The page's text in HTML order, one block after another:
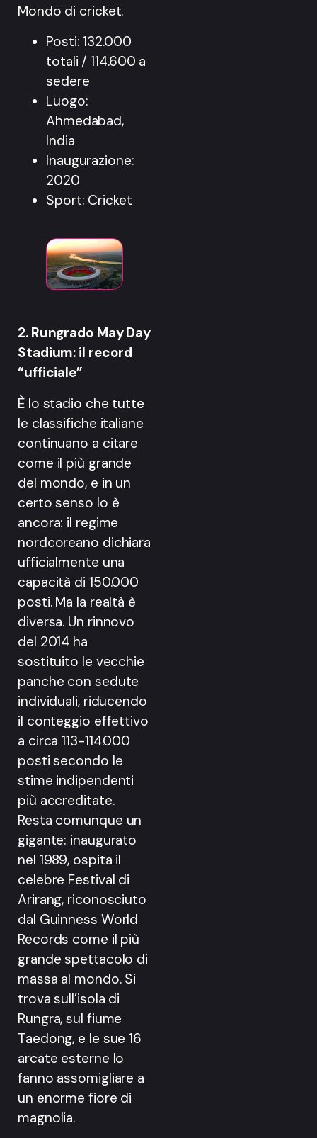
Mondo di cricket.
Posti: 132.000
totali / 114.600 a
sedere
Luogo:
Ahmedabad,
India
Inaugurazione:
2020
Sport: Cricket
2. Rungrado May Day
Stadium: il record
“ufficiale”
È lo stadio che tutte
le classifiche italiane
continuano a citare
come il più grande
del mondo, e in un
certo senso lo è
ancora: il regime
nordcoreano dichiara
ufficialmente una
capacità di 150.000
posti. Ma la realtà è
diversa. Un rinnovo
del 2014 ha
sostituito le vecchie
panche con sedute
individuali, riducendo
il conteggio effettivo
a circa 113-114.000
posti secondo le
stime indipendenti
più accreditate.
Resta comunque un
gigante: inaugurato
nel 1989, ospita il
celebre Festival di
Arirang, riconosciuto
dal Guinness World
Records come il più
grande spettacolo di
massa al mondo. Si
trova sull’isola di
Rungra, sul fiume
Taedong, e le sue 16
arcate esterne lo
fanno assomigliare a
un enorme fiore di
magnolia.